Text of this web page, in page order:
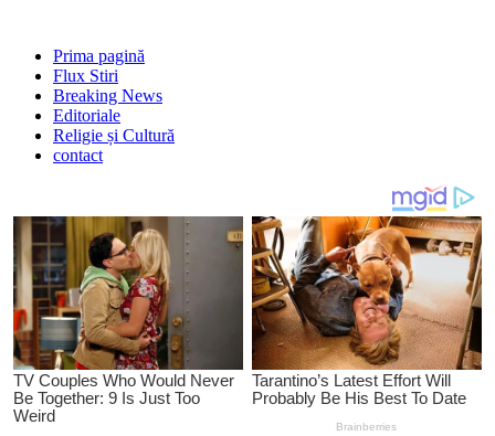
Prima pagină
Flux Stiri
Breaking News
Editoriale
Religie și Cultură
contact